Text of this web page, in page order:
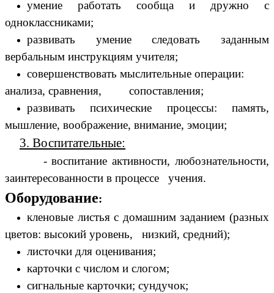
умение работать сообща и дружно с
одноклассниками;
развивать умение следовать заданным
вербальным инструкциям учителя;
совершенствовать мыслительные операции:
анализа, сравнения, сопоставления;
развивать психические процессы: память,
мышление, воображение, внимание, эмоции;
3. Воспитательные:
- воспитание активности, любознательности,
заинтересованности в процессе учения.
Оборудование:
кленовые листья с домашним заданием (разных
цветов: высокий уровень, низкий, средний);
листочки для оценивания;
карточки с числом и слогом;
сигнальные карточки; сундучок;